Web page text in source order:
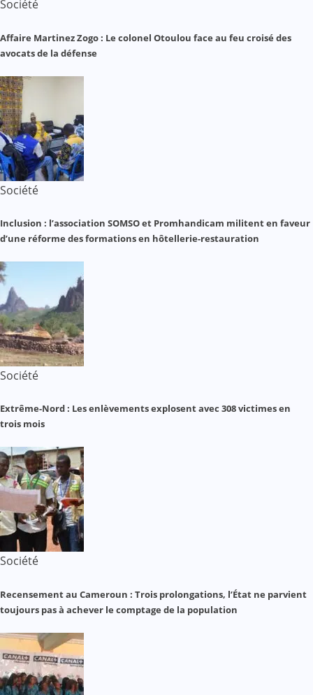
Société
Affaire Martinez Zogo : Le colonel Otoulou face au feu croisé des
avocats de la défense
Société
Inclusion : l’association SOMSO et Promhandicam militent en faveur
d’une réforme des formations en hôtellerie-restauration
Société
Extrême-Nord : Les enlèvements explosent avec 308 victimes en
trois mois
Société
Recensement au Cameroun : Trois prolongations, l’État ne parvient
toujours pas à achever le comptage de la population